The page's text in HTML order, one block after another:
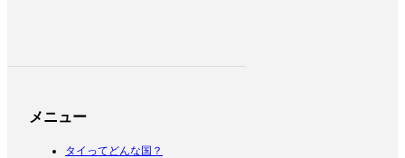
メニュー
タイってどんな国？